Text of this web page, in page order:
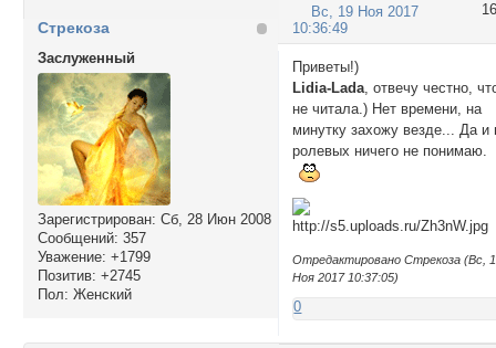
16
Вс, 19 Ноя 2017
10:36:49
Стрекоза
Заслуженный
Зарегистрирован: Сб, 28 Июн 2008
Сообщений: 357
Уважение: +1799
Позитив: +2745
Пол: Женский
Приветы!)
Lidia-Lada , отвечу честно,
не читала.) Нет времени, на
минутку захожу везде... Да и
ролевых ничего не понимаю.
Отредактировано Стрекоза (Вс,
Ноя 2017 10:37:05)
0